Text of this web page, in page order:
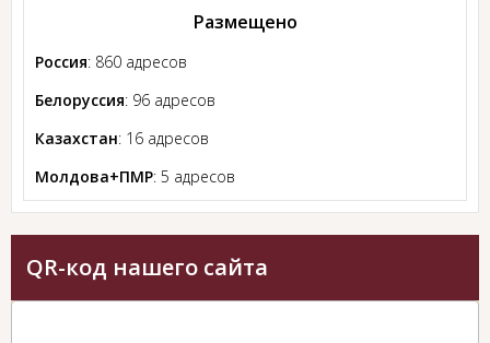
Размещено
Россия: 860 адресов
Белоруссия: 96 адресов
Казахстан: 16 адресов
Молдова+ПМР: 5 адресов
QR-код нашего сайта